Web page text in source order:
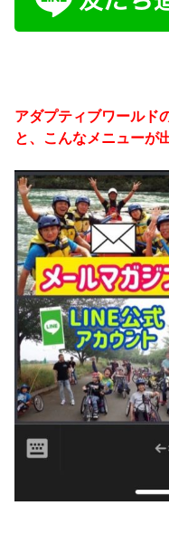
アダプティブワールド
と、こんなメニューが